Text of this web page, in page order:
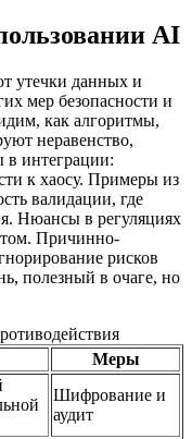
AI
утечки данных и
мер безопасности и
как алгоритмы,
неравенство,
в интеграции:
к хаосу. Примеры из
валидации, где
Нюансы в регуляциях
Причинно-
рисков
полезный в очаге, но
Меры
Шифрование и
аудит